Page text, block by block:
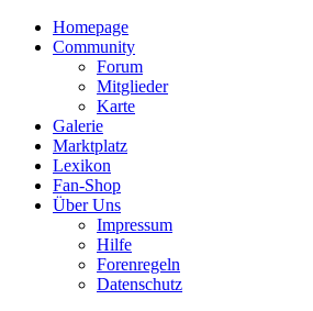
Homepage
Community
Forum
Mitglieder
Karte
Galerie
Marktplatz
Lexikon
Fan-Shop
Über Uns
Impressum
Hilfe
Forenregeln
Datenschutz